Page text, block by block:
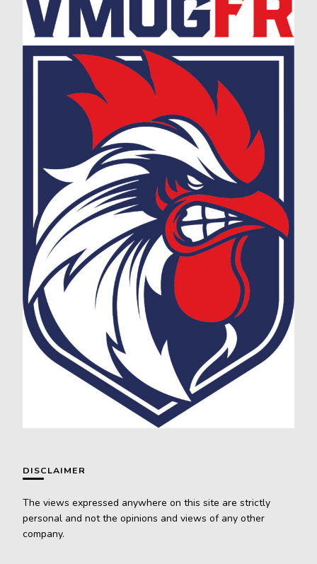
DISCLAIMER
The views expressed anywhere on this site are strictly
personal and not the opinions and views of any other
company.